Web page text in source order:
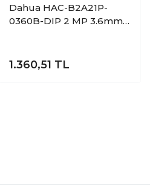
Dahua HAC-B2A21P-
0360B-DIP 2 MP 3.6mm
1.360,51 TL